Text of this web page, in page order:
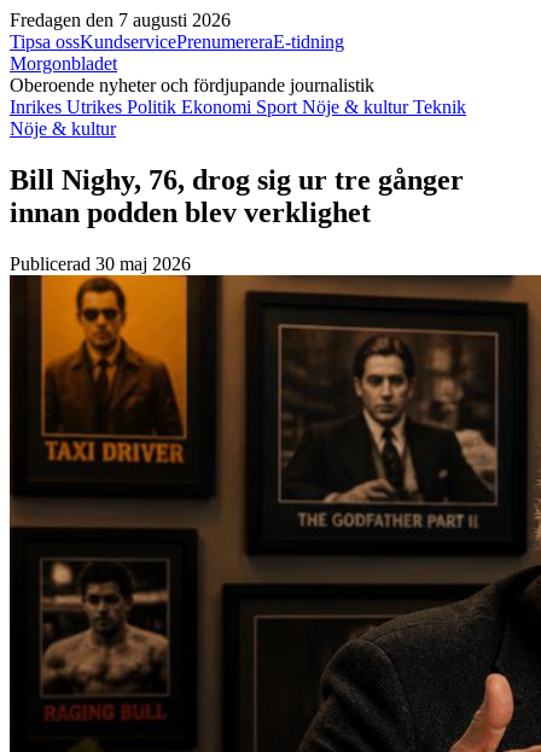
Fredagen den 7 augusti 2026
Tipsa ossKundservicePrenumereraE-tidning
Morgonbladet
Oberoende nyheter och fördjupande journalistik
Inrikes Utrikes Politik Ekonomi Sport Nöje & kulturTeknik
Nöje & kultur
Bill Nighy, 76, drog sig ur tre gånger
innan podden blev verklighet
Publicerad 30 maj 2026